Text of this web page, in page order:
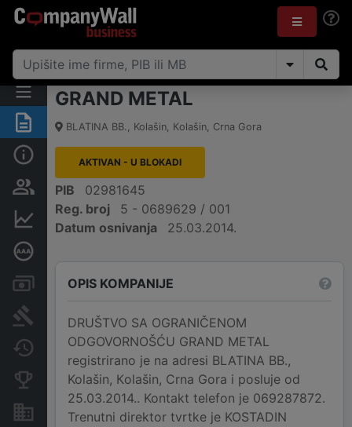
Sažetak
Osobe i vlasništvo
Finansijski podaci
Računi i blokade
Arhiva sudskih objava
Promjene
Konkurentne kompanije
Nekretnine i imovina
GRAND METAL
BLATINA BB., Kolašin, Кolašin, Crna Gora
AKTIVAN - U BLOKADI
PIB
02981645
Reg. broj
5 - 0689629 / 001
Datum osnivanja
25.03.2014.
OPIS KOMPANIJE
DRUŠTVO SA OGRANIČENOM
ODGOVORNOŠĆU GRAND METAL
registrirano je na adresi BLATINA BB.,
Kolašin, Кolašin, Crna Gora i posluje od
25.03.2014.. Kontakt telefon je 069287872.
Trenutni direktor tvrtke je KOSTADIN